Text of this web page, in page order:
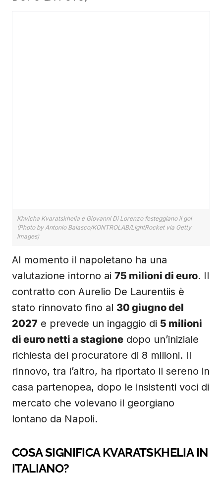
Khvicha Kvaratskhelia e Giovanni Di Lorenzo festeggiano il gol
(Photo by Antonio Balasco/KONTROLAB/LightRocket via Getty
Images)
Al momento il napoletano ha una
valutazione intorno ai 75 milioni di euro. Il
contratto con Aurelio De Laurentiis è
stato rinnovato fino al 30 giugno del
2027 e prevede un ingaggio di 5 milioni
di euro netti a stagione dopo un’iniziale
richiesta del procuratore di 8 milioni. Il
rinnovo, tra l’altro, ha riportato il sereno in
casa partenopea, dopo le insistenti voci di
mercato che volevano il georgiano
lontano da Napoli.
COSA SIGNIFICA KVARATSKHELIA IN
ITALIANO?